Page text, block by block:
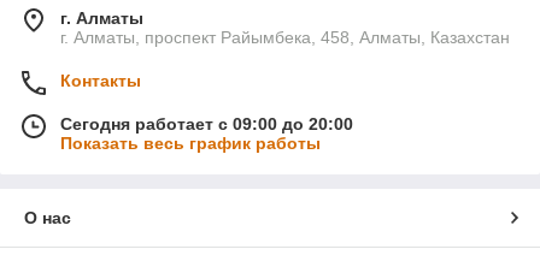
г. Алматы
г. Алматы, проспект Райымбека, 458, Алматы, Казахстан
Контакты
Сегодня работает с 09:00 до 20:00
Показать весь график работы
О нас